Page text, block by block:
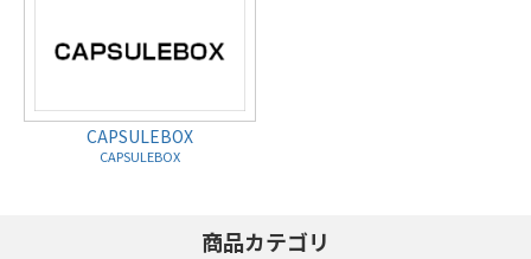
CAPSULEBOX
CAPSULEBOX
商品カテゴリ